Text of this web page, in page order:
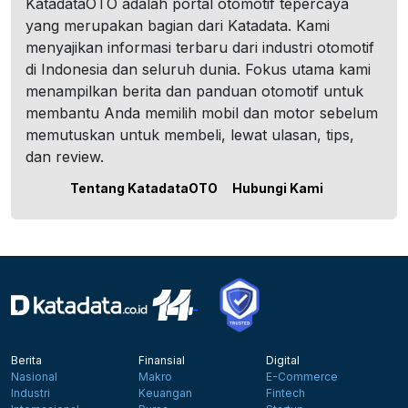
KatadataOTO adalah portal otomotif tepercaya
yang merupakan bagian dari Katadata. Kami
menyajikan informasi terbaru dari industri otomotif
di Indonesia dan seluruh dunia. Fokus utama kami
menampilkan berita dan panduan otomotif untuk
membantu Anda memilih mobil dan motor sebelum
memutuskan untuk membeli, lewat ulasan, tips,
dan review.
Tentang KatadataOTO Hubungi Kami
Berita
Nasional
Industri
Finansial
Makro
Keuangan
Digital
E-Commerce
Fintech